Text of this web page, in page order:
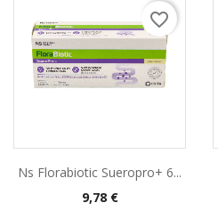
Ns Florabiotic Sueropro+ 6...
9,78 €
favorite_border